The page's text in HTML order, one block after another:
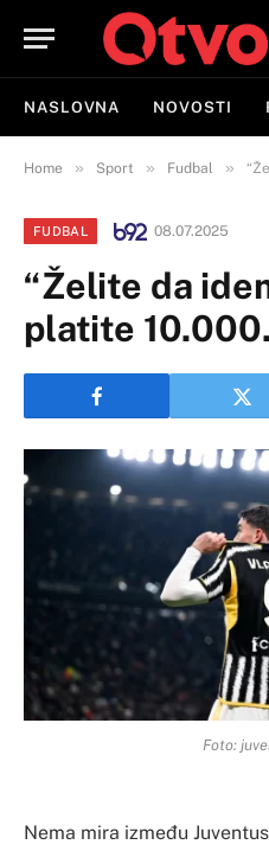
NASLOVNA NOVOSTI
Home » Sport » Fudbal »
FUDBAL 08.07.2025
“Želite da
platite
Foto:
Nema mira između